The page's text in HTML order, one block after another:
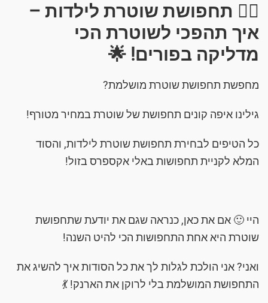
👮‍♀️ תחפושת שוטרת לילדות –
איך תהפכי לשוטרת הכי
מדליקה בפורים! 🌟
מחפשת תחפושת שוטרת מושלמת?
גילינו איפה קונים תחפושת של שוטרת במחיר מטורף!
כל הטיפים לבחירת תחפושת שוטרת לילדות, והסוד
המלא לקניית תחפושות באלי אקספרס בזול!
היי 🙂 אם את כאן, כנראה שגם את יודעת שתחפושת
שוטרת היא אחת התחפושות הכי להיט השנה!
ואני? אני הולכת לגלות לך את כל הסודות איך להשיג את
התחפושת המושלמת בלי לרוקן את הארנק! 💃